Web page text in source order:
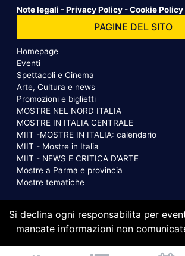
Note legali -Privacy Policy -Cookie Policy
PAGINE DEL SITO
Homepage
Eventi
Spettacoli e Cinema
Arte, Cultura e news
Promozioni e biglietti
MOSTRE NEL NORD ITALIA
MOSTRE IN ITALIA CENTRALE
MIIT -MOSTRE IN ITALIA: calendario
MIIT - Mostre in Italia
MIIT - NEWS E CRITICA D'ARTE
Mostre a Parma e provincia
Mostre tematiche
Si declina ogni responsabilita per
mancate informazioni non